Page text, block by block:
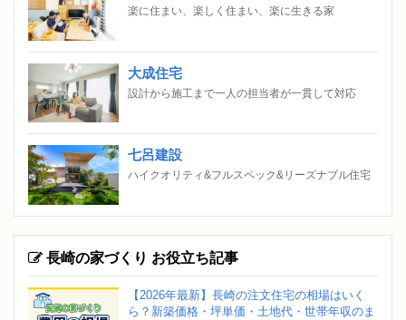
楽に住まい、楽しく住まい、楽に生きる家
大成住宅
設計から施工まで一人の担当者が一貫して対応
七呂建設
ハイクオリティ&フルスペック&リーズナブル住宅
長崎の家づくり お役立ち記事
【2026年最新】長崎の注文住宅の相場はいく
ら？新築価格・坪単価・土地代・世帯年収のま